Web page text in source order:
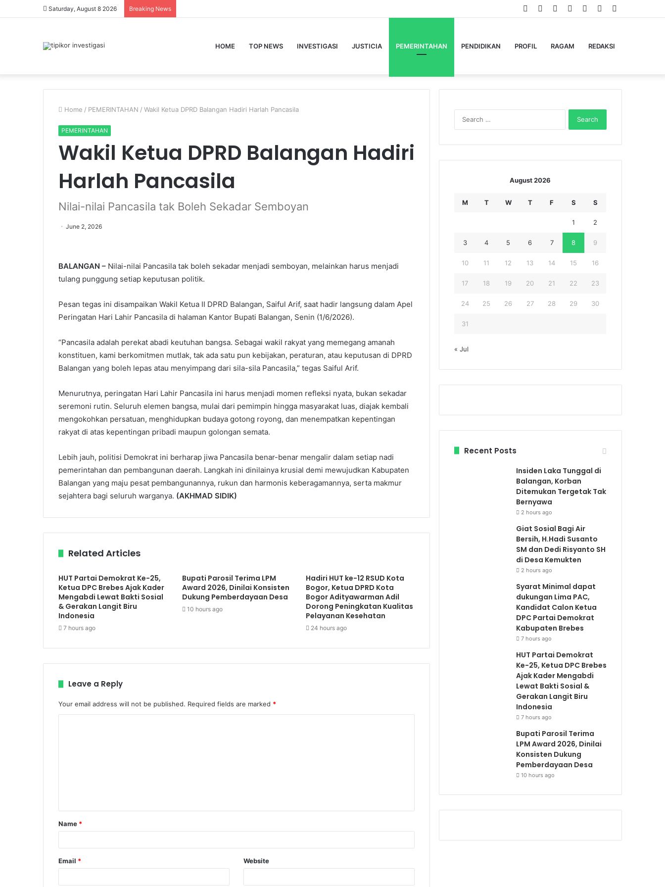
Saturday, August 8 2026 Breaking News
Random
Log
Instagram
YouTube
Twitter
Facebook
HOME TOP NEWS INVESTIGASI JUSTICIA PEMERINTAHAN PENDIDIKAN PROFIL RAGAM REDAKSI
Home / PEMERINTAHAN / Wakil Ketua DPRD Balangan Hadiri Harlah Pancasila
PEMERINTAHAN
Wakil Ketua DPRD Balangan Hadiri
Harlah Pancasila
Nilai-nilai Pancasila tak Boleh Sekadar Semboyan
June 2, 2026
BALANGAN – Nilai-nilai Pancasila tak boleh sekadar menjadi semboyan, melainkan harus menjadi
tulang punggung setiap keputusan politik.
Pesan tegas ini disampaikan Wakil Ketua II DPRD Balangan, Saiful Arif, saat hadir langsung dalam Apel
Peringatan Hari Lahir Pancasila di halaman Kantor Bupati Balangan, Senin (1/6/2026).
“Pancasila adalah perekat abadi keutuhan bangsa. Sebagai wakil rakyat yang memegang amanah
konstituen, kami berkomitmen mutlak, tak ada satu pun kebijakan, peraturan, atau keputusan di DPRD
Balangan yang boleh lepas atau menyimpang dari sila-sila Pancasila,” tegas Saiful Arif.
Menurutnya, peringatan Hari Lahir Pancasila ini harus menjadi momen refleksi nyata, bukan sekadar
seremoni rutin. Seluruh elemen bangsa, mulai dari pemimpin hingga masyarakat luas, diajak kembali
mengokohkan persatuan, menghidupkan budaya gotong royong, dan menempatkan kepentingan
rakyat di atas kepentingan pribadi maupun golongan semata.
Lebih jauh, politisi Demokrat ini berharap jiwa Pancasila benar-benar mengalir dalam setiap nadi
pemerintahan dan pembangunan daerah. Langkah ini dinilainya krusial demi mewujudkan Kabupaten
Balangan yang maju pesat pembangunannya, rukun dan harmonis keberagamannya, serta makmur
sejahtera bagi seluruh warganya. (AKHMAD SIDIK)
Related Articles
HUT Partai Demokrat Ke-25,
Ketua DPC Brebes Ajak Kader
Mengabdi Lewat Bakti Sosial
& Gerakan Langit Biru
Indonesia
7 hours ago
Bupati Parosil Terima LPM
Award 2026, Dinilai Konsisten
Dukung Pemberdayaan Desa
10 hours ago
Hadiri HUT ke-12 RSUD Kota
Bogor, Ketua DPRD Kota
Bogor Adityawarman Adil
Dorong Peningkatan Kualitas
Pelayanan Kesehatan
24 hours ago
Leave a Reply
Your email address will not be published. Required fields are marked *
t
*
Name *
Email * Website
August 2026
M T W T F S S
1 2
3 4 5 6 7 8 9
10 11 12 13 14 15 16
17 18 19 20 21 22 23
24 25 26 27 28 29 30
31
« Jul
Recent Posts
Insiden Laka Tunggal di
Balangan, Korban
Ditemukan Tergetak Tak
Bernyawa
2 hours ago
Giat Sosial Bagi Air
Bersih, H.Hadi Susanto
SM dan Dedi Risyanto SH
di Desa Kemukten
2 hours ago
Syarat Minimal dapat
dukungan Lima PAC,
Kandidat Calon Ketua
DPC Partai Demokrat
Kabupaten Brebes
7 hours ago
HUT Partai Demokrat
Ke-25, Ketua DPC Brebes
Ajak Kader Mengabdi
Lewat Bakti Sosial &
Gerakan Langit Biru
Indonesia
7 hours ago
Bupati Parosil Terima
LPM Award 2026, Dinilai
Konsisten Dukung
Pemberdayaan Desa
10 hours ago